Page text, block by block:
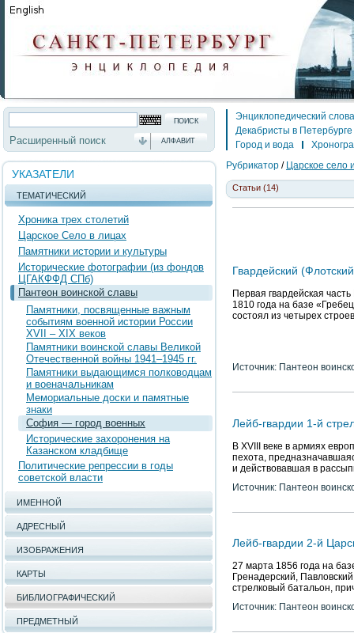
Расширенный поиск АЛФАВИТ
УКАЗАТЕЛИ
ТЕМАТИЧЕСКИЙ
Хроника трех столетий
Царское Село в лицах
Памятники истории и культуры
Исторические фотографии (из фондов
ЦГАКФФД СПб)
Пантеон воинской славы
Памятники, посвященные важным
событиям военной истории России
XVII – XIX веков
Памятники воинской славы Великой
Отечественной войны 1941–1945 гг.
Памятники выдающимся полководцам
и военачальникам
Мемориальные доски и памятные
знаки
София — город военных
Исторические захоронения на
Казанском кладбище
Политические репрессии в годы
советской власти
ИМЕННОЙ
АДРЕСНЫЙ
ИЗОБРАЖЕНИЯ
КАРТЫ
БИБЛИОГРАФИЧЕСКИЙ
ПРЕДМЕТНЫЙ
Энциклопедический
Декабристы в Петербурге
Город и вода
Рубрикатор / Царское село
Статьи (14)
Гвардейский
Первая гвардейская
1810 года на базе
состоял из четырех
Источник: Пантеон
Лейб-гвардии 1-й
В XVIII веке в армиях
пехота,
и действовавшая в
Источник: Пантеон
Лейб-гвардии 2-й
27 марта 1856 года на
Гренадерский,
стрелковый батальон,
Источник: Пантеон